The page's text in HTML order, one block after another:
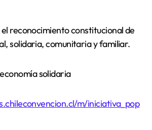
reconocimiento constitucional de
solidaria, comunitaria y familiar.
solidaria
m/iniciativa_pop